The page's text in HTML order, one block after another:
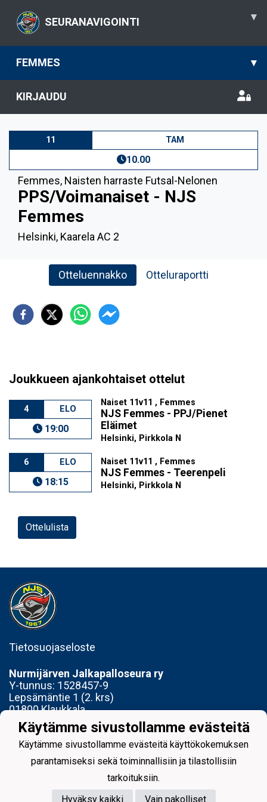
SEURANAVIGOINTI ▾
FEMMES ▾
KIRJAUDU
11 TAM
10.00
Femmes, Naisten harraste Futsal-Nelonen
PPS/Voimanaiset - NJS
Femmes
Helsinki, Kaarela AC 2
Otteluennakko Otteluraportti
Joukkueen ajankohtaiset ottelut
4 ELO
19:00
Naiset 11v11 , Femmes
NJS Femmes - PPJ/Pienet
Eläimet
Helsinki, Pirkkola N
6 ELO
18:15
Naiset 11v11 , Femmes
NJS Femmes - Teerenpeli
Helsinki, Pirkkola N
Ottelulista
Tietosuojaseloste
Nurmijärven Jalkapalloseura ry
Y-tunnus: 1528457-9
Lepsämäntie 1 (2. krs)
01800 Klaukkala
Toimisto avoinna Ti 14-17 ja To 15-18
Käytämme sivustollamme evästeitä
Käytämme sivustollamme evästeitä käyttökokemuksen
parantamiseksi sekä toiminnallisiin ja tilastollisiin
tarkoituksiin.
Hyväksy kaikki
Vain pakolliset